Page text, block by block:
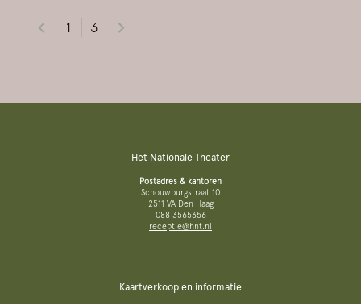
1 3
Het Nationale Theater
Postadres & kantoren
Schouwburgstraat 10
2511 VA Den Haag
088 3565356
receptie@hnt.nl
Kaartverkoop en informatie